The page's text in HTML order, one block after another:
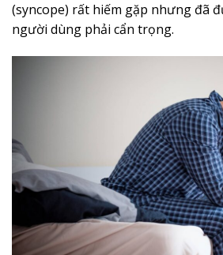
(syncope) rất hiếm gặp nhưng đã
người dùng phải cẩn trọng.